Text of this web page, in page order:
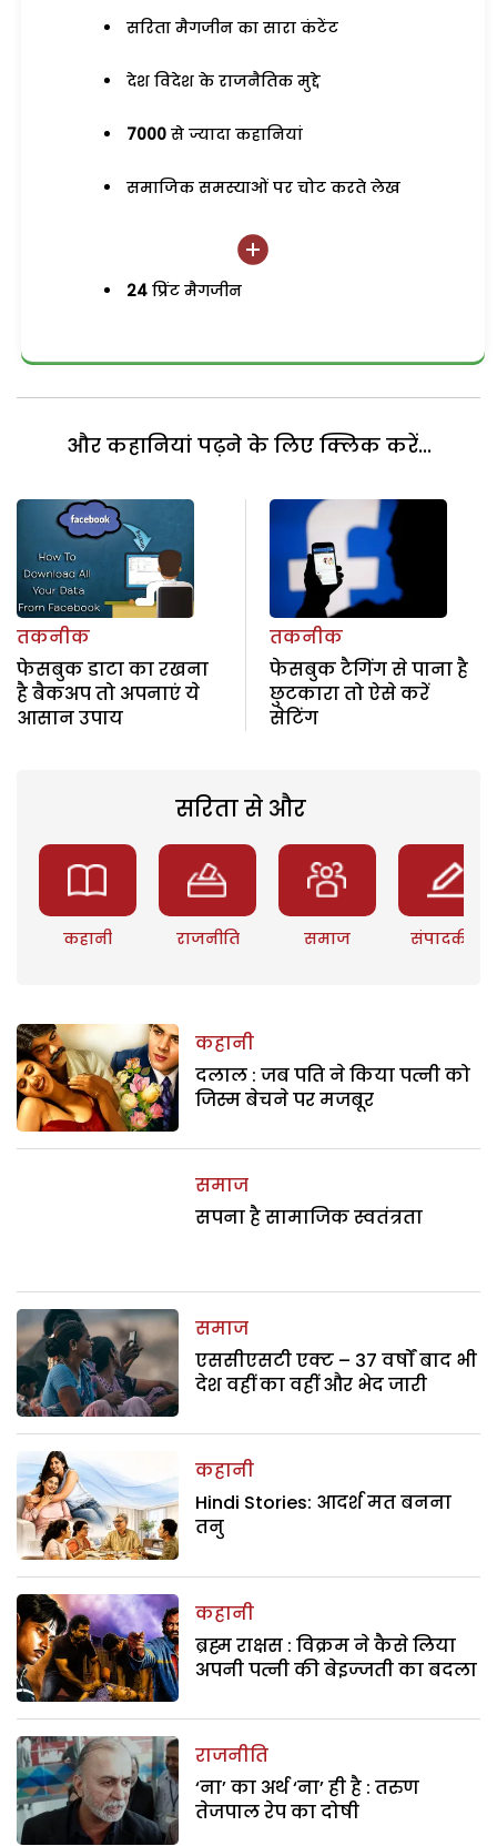
सरिता मैगजीन का सारा कंटेंट
देश विदेश के राजनैतिक मुद्दे
7000 से ज्यादा कहानियां
समाजिक समस्याओं पर चोट करते लेख
24 प्रिंट मैगजीन
और कहानियां पढ़ने के लिए क्लिक करें...
तकनीक
फेसबुक डाटा का रखना
है बैकअप तो अपनाएं ये
आसान उपाय
तकनीक
फेसबुक टैगिंग से पाना है
छुटकारा तो ऐसे करें
सेटिंग
सरिता से और
कहानी राजनीति समाज संपादकीय
कहानी
दलाल : जब पति ने किया पत्नी को
जिस्म बेचने पर मजबूर
समाज
सपना है सामाजिक स्वतंत्रता
समाज
एससीएसटी एक्ट – 37 वर्षों बाद भी
देश वहीं का वहीं और भेद जारी
कहानी
Hindi Stories: आदर्श मत बनना
तनु
कहानी
ब्रह्म राक्षस : विक्रम ने कैसे लिया
अपनी पत्नी की बेइज्जती का बदला
राजनीति
‘ना’ का अर्थ ‘ना’ ही है : तरुण
तेजपाल रेप का दोषी